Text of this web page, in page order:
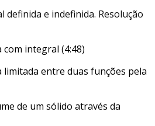
e indefinida. Resolução
com integral (4:48)
limitada entre duas funções pela
de um sólido através da